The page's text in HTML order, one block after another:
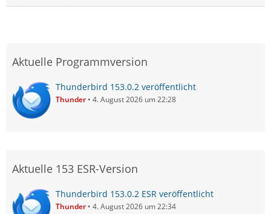
Aktuelle Programmversion
Thunderbird 153.0.2 veröffentlicht
Thunder 4. August 2026 um 22:28
Aktuelle 153 ESR-Version
Thunderbird 153.0.2 ESR veröffentlicht
Thunder 4. August 2026 um 22:34